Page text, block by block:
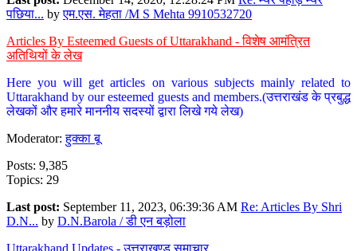
पछिया... byएम.एस. मेहता /M S Mehta 9910532720
Articles By Esteemed Guests of Uttarakhand - विशेष आमंत्रित
अतिथियों के लेख
Here you will get articles on various subjects mainly related to
Uttarakhand by our esteemed guests and members.(उत्तराखंड के प्रबुद्ध
लेखकों और हमारे माननीय सदस्यों द्वारा लिखे गये लेख)
Moderator:हुक्का बू
Posts: 9,385
Topics: 29
Last post: September 11, 2023, 06:39:36 AM Re: Articles By Shri
D.N... by D.N.Barola / डी एन बड़ोला
Uttarakhand Updates - उत्तराखण्ड समाचार